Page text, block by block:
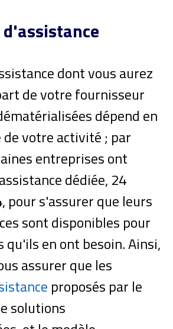
dont vous aurez
de votre fournisseur
dépend en
votre activité ; par
entreprises ont
dédiée, 24
pour s'assurer que leurs
sont disponibles pour
qu'ils en ont besoin. Ainsi,
assurer que les
proposés par le
solutions